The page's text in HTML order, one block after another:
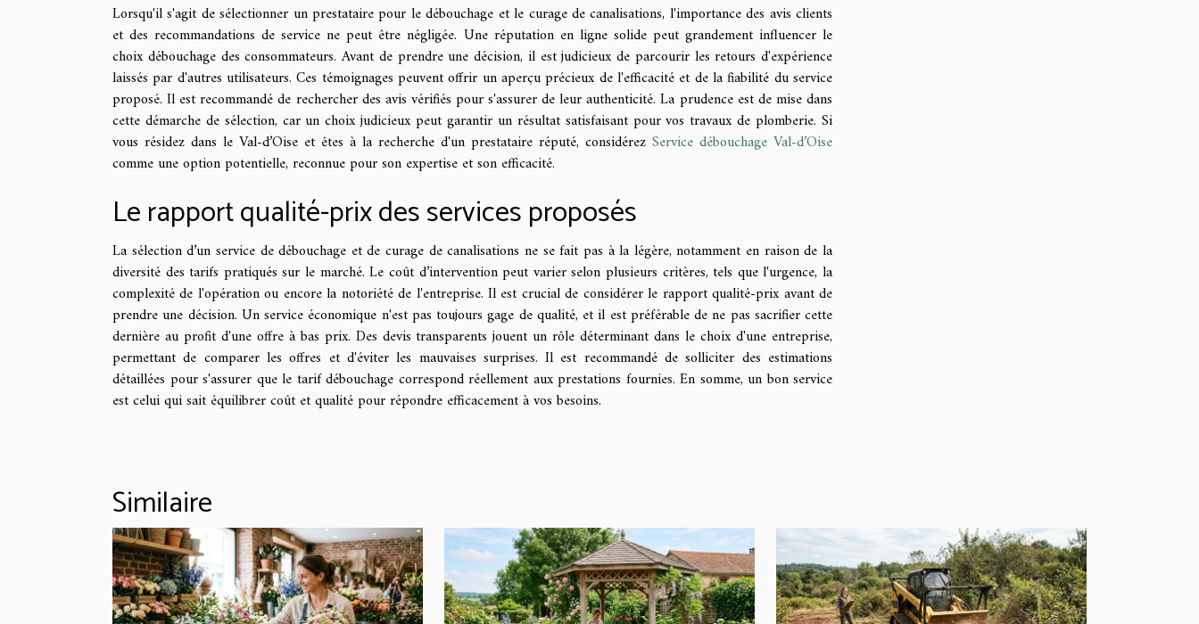
Lorsqu'il s'agit de sélectionner un prestataire pour le débouchage et le curage de canalisations, l'importance des avis clients
et des recommandations de service ne peut être négligée. Une réputation en ligne solide peut grandement influencer le
choix débouchage des consommateurs. Avant de prendre une décision, il est judicieux de parcourir les retours d'expérience
laissés par d'autres utilisateurs. Ces témoignages peuvent offrir un aperçu précieux de l'efficacité et de la fiabilité du service
proposé. Il est recommandé de rechercher des avis vérifiés pour s'assurer de leur authenticité. La prudence est de mise dans
cette démarche de sélection, car un choix judicieux peut garantir un résultat satisfaisant pour vos travaux de plomberie. Si
vous résidez dans le Val-d’Oise et êtes à la recherche d'un prestataire réputé, considérez Service débouchage Val-d’Oise
comme une option potentielle, reconnue pour son expertise et son efficacité.
Le rapport qualité-prix des services proposés
La sélection d’un service de débouchage et de curage de canalisations ne se fait pas à la légère, notamment en raison de la
diversité des tarifs pratiqués sur le marché. Le coût d’intervention peut varier selon plusieurs critères, tels que l'urgence, la
complexité de l'opération ou encore la notoriété de l'entreprise. Il est crucial de considérer le rapport qualité-prix avant de
prendre une décision. Un service économique n'est pas toujours gage de qualité, et il est préférable de ne pas sacrifier cette
dernière au profit d'une offre à bas prix. Des devis transparents jouent un rôle déterminant dans le choix d'une entreprise,
permettant de comparer les offres et d'éviter les mauvaises surprises. Il est recommandé de solliciter des estimations
détaillées pour s'assurer que le tarif débouchage correspond réellement aux prestations fournies. En somme, un bon service
est celui qui sait équilibrer coût et qualité pour répondre efficacement à vos besoins.
Similaire